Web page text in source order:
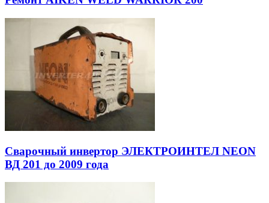
Сварочный инвертор ЭЛЕКТРОИНТЕЛ NEON
ВД 201 до 2009 года